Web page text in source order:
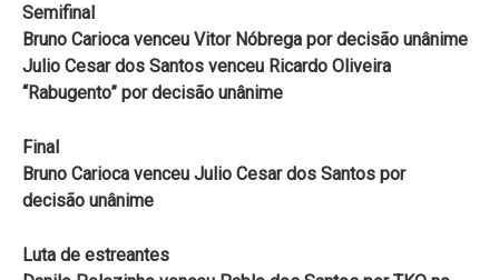
Semifinal
Bruno Carioca venceu Vitor Nóbrega por decisão unânime
Julio Cesar dos Santos venceu Ricardo Oliveira
“Rabugento” por decisão unânime
Final
Bruno Carioca venceu Julio Cesar dos Santos por
decisão unânime
Luta de estreantes